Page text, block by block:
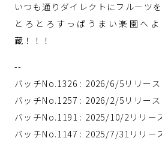
いつも通りダイレクトにフルーツを
とろとろすっぱうまい楽園へ
蔵！！！
--
バッチNo.1326 : 2026/6/5リリース
バッチNo.1257 : 2026/2/5リリース
バッチNo.1191 : 2025/10/2リリー
バッチNo.1147 : 2025/7/31リリー